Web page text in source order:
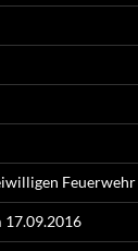
17.09.2016